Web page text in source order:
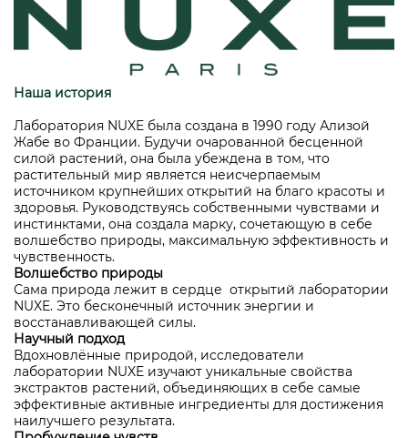
Наша история
Лаборатория NUXE была создана в 1990 году Ализой
Жабе во Франции. Будучи очарованной бесценной
силой растений, она была убеждена в том, что
растительный мир является неисчерпаемым
источником крупнейших открытий на благо красоты и
здоровья. Руководствуясь собственными чувствами и
инстинктами, она создала марку, сочетающую в себе
волшебство природы, максимальную эффективность и
чувственность.
Волшебство природы
Сама природа лежит в сердце открытий лаборатории
NUXE. Это бесконечный источник энергии и
восстанавливающей силы.
Научный подход
Вдохновлённые природой, исследователи
лаборатории NUXE изучают уникальные свойства
экстрактов растений, объединяющих в себе самые
эффективные активные ингредиенты для достижения
наилучшего результата.